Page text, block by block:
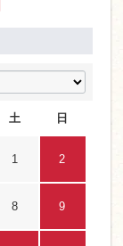
土 日
1 2
8 9